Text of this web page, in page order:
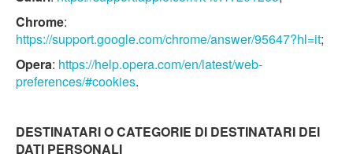
Chrome:
https://support.google.com/chrome/answer/95647?hl=it;
Opera: https://help.opera.com/en/latest/web-
preferences/#cookies.
DESTINATARI O CATEGORIE DI DESTINATARI DEI
DATI PERSONALI